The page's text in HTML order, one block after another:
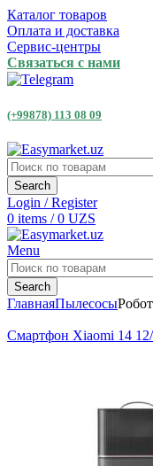
Каталог товаров
Оплата и доставка
Сервис-центры
Связаться с нами
(+99878) 113 08 09
Search
Login / Register
0 items / 0 UZS
Menu
Search
ГлавнаяПылесосы
Смартфон Xiaomi 14